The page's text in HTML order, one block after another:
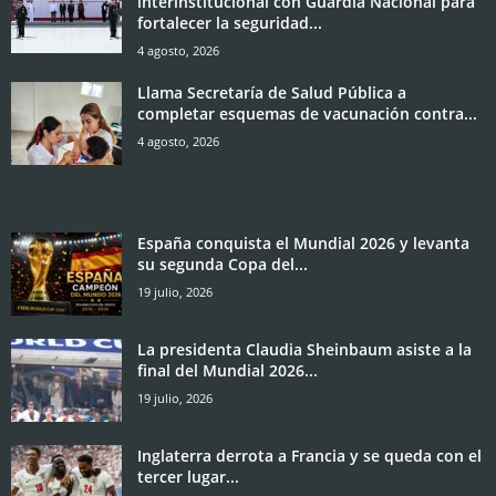
fortalecer la seguridad...
4 agosto, 2026
Llama Secretaría de Salud Pública a
completar esquemas de vacunación contra...
4 agosto, 2026
España conquista el Mundial 2026 y levanta
su segunda Copa del...
19 julio, 2026
La presidenta Claudia Sheinbaum asiste a la
final del Mundial 2026...
19 julio, 2026
Inglaterra derrota a Francia y se queda con el
tercer lugar...